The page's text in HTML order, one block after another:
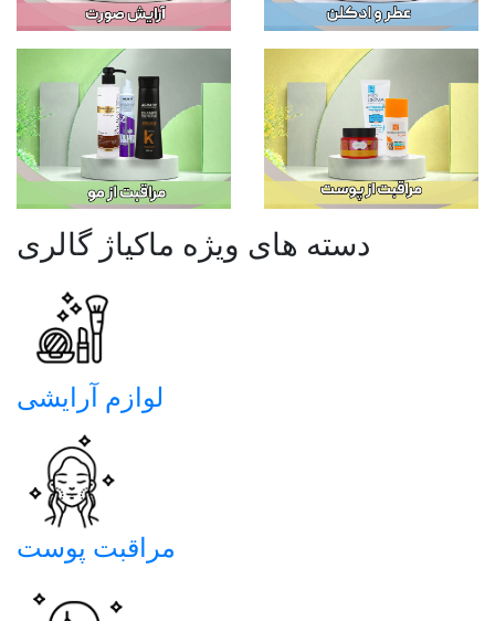
دسته های ویژه ماکیاژ گالری
لوازم آرایشی
مراقبت پوست